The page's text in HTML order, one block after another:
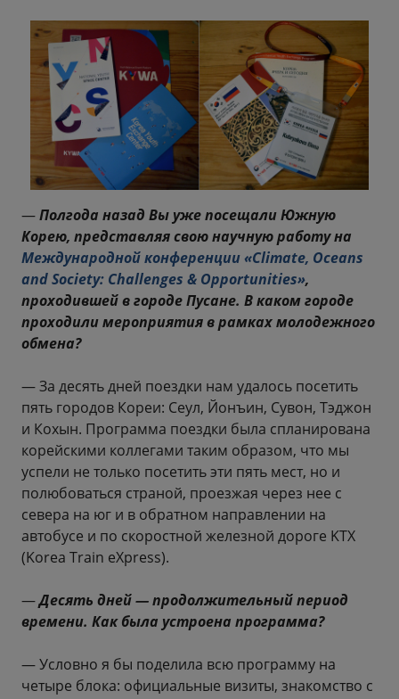
—Полгода назад Вы уже посещали Южную
Корею, представляя свою научную работу на
Международной конференции «Climate, Oceans
and Society: Challenges & Opportunities»,
проходившей в городе Пусане. В каком городе
проходили мероприятия в рамках молодежного
обмена?
— За десять дней поездки нам удалось посетить
пять городов Кореи: Сеул, Йонъин, Сувон, Тэджон
и Кохын. Программа поездки была спланирована
корейскими коллегами таким образом, что мы
успели не только посетить эти пять мест, но и
полюбоваться страной, проезжая через нее с
севера на юг и в обратном направлении на
автобусе и по скоростной железной дороге KTX
(Korea Train eXpress).
—Десять дней — продолжительный период
времени. Как была устроена программа?
— Условно я бы поделила всю программу на
четыре блока: официальные визиты, знакомство с